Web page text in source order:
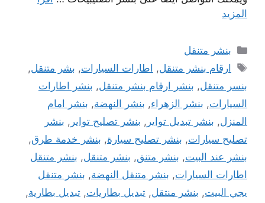
المزيد
التصنيفات
بنشر متنقل
الوسوم
ارقام بنشر متنقل, اطارات السيارات, بشر متنقل,
بنسر متنقل, بنشر ارقام بنشر متنقل, بنشر اطارات
السيارات, بنشر الزهراء, بنشر النهضة, بنشر امام
المنزل, بنشر تبديل تواير , بنشر تصليح تواير , بنشر
تصليح سيارات, بنشر تصليح سيارة, بنشر خدمة طرق,
بنشر عند البيت, بنشر متنق, بنشر متنقل, بنشر متنقل
اطارات السيارات, بنشر متنقل النهضة, بنشر متنقل
يجي البيت, بنشر منتقل, تبديل بطاريات, تبديل بطارية,